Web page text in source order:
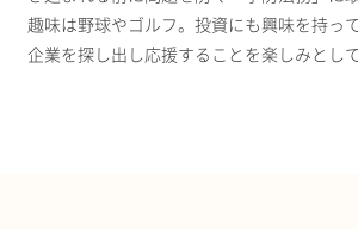
趣味は野球やゴルフ。投資にも興味を持っ
企業を探し出し応援することを楽しみとして